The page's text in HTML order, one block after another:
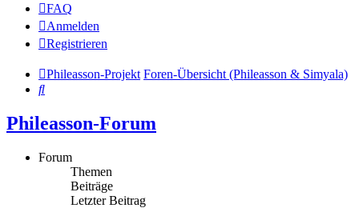
FAQ
Anmelden
Registrieren
Phileasson-Projekt Foren-Übersicht (Phileasson & Simyala)
Suche
Phileasson-Forum
Forum
Themen
Beiträge
Letzter Beitrag